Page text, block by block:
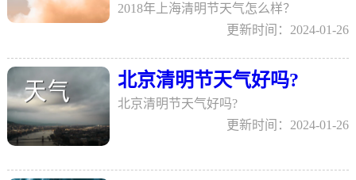
2018年上海清明节天气怎么样？
更新时间：2024-01-26
北京清明节天气好吗?
北京清明节天气好吗?
更新时间：2024-01-26